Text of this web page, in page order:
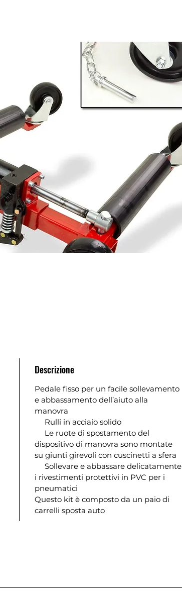
Descrizione
Pedale fisso per un facile sollevamento
e abbassamento dell’aiuto alla
manovra
Rulli in acciaio solido
Le ruote di spostamento del
dispositivo di manovra sono montate
su giunti girevoli con cuscinetti a sfera
Sollevare e abbassare delicatamente
i rivestimenti protettivi in PVC per i
pneumatici
Questo kit è composto da un paio di
carrelli sposta auto